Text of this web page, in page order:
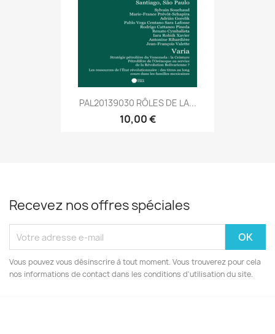
PAL20139030 RÔLES DE LA...
10,00 €
Recevez nos offres spéciales
Vous pouvez vous désinscrire à tout moment. Vous trouverez pour cela
nos informations de contact dans les conditions d'utilisation du site.